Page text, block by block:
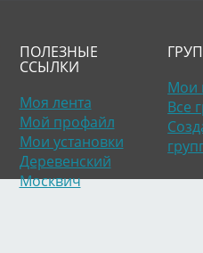
ПОЛЕЗНЫЕ
ССЫЛКИ
Моя лента
Мой профайл
Мои установки
Деревенский
Москвич
Мои
Все